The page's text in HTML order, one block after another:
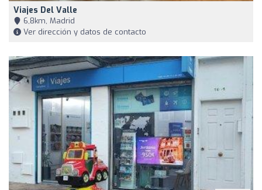
Viajes Del Valle
6,8km, Madrid
Ver dirección y datos de contacto